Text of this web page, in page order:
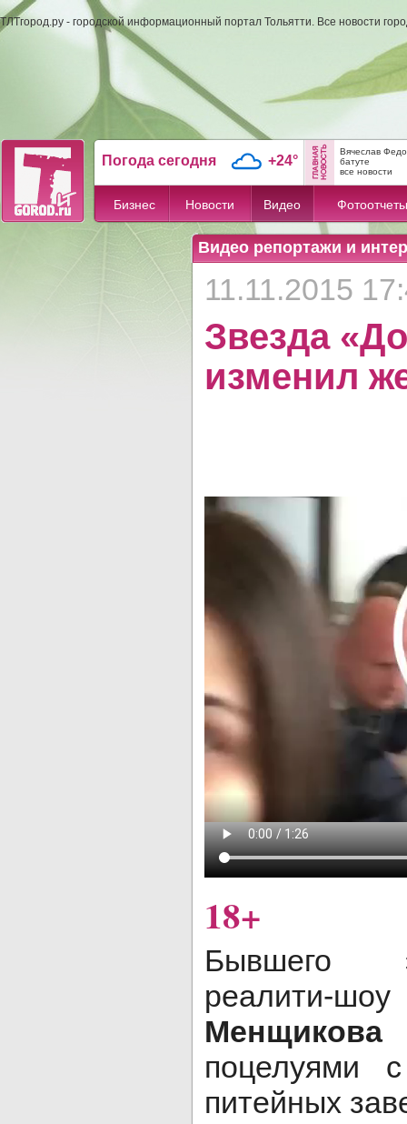
ТЛТгород.ру - городской информационный портал Тольятти. Все новости
Погода сегодня +24°
Вячеслав
батуте
все новости
Бизнес Новости Видео Фотоотчеты
Видео репортажи и
11.11.2015
Звезда
изменил
18+
Бывшего
Менщикова
поцелуями
питейных